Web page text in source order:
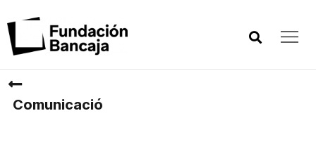
Comunicació